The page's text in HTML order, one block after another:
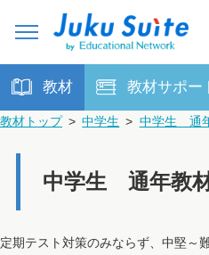
教材 教材サポー
教材トップ > 中学生 > 中学生 通
中学生 通年教
定期テスト対策のみならず、中堅～